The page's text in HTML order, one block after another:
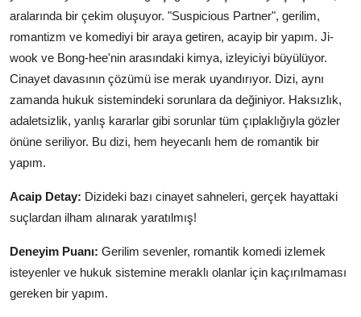
aralarında bir çekim oluşuyor. "Suspicious Partner", gerilim,
romantizm ve komediyi bir araya getiren, acayip bir yapım. Ji-
wook ve Bong-hee'nin arasındaki kimya, izleyiciyi büyülüyor.
Cinayet davasının çözümü ise merak uyandırıyor. Dizi, aynı
zamanda hukuk sistemindeki sorunlara da değiniyor. Haksızlık,
adaletsizlik, yanlış kararlar gibi sorunlar tüm çıplaklığıyla gözler
önüne seriliyor. Bu dizi, hem heyecanlı hem de romantik bir
yapım.
Acaip Detay: Dizideki bazı cinayet sahneleri, gerçek hayattaki
suçlardan ilham alınarak yaratılmış!
Deneyim Puanı: Gerilim sevenler, romantik komedi izlemek
isteyenler ve hukuk sistemine meraklı olanlar için kaçırılmaması
gereken bir yapım.